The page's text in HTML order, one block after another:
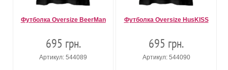
Футболка Oversize BeerMan
695 грн.
Артикул: 544089
Футболка Oversize HusKISS
695 грн.
Артикул: 544090